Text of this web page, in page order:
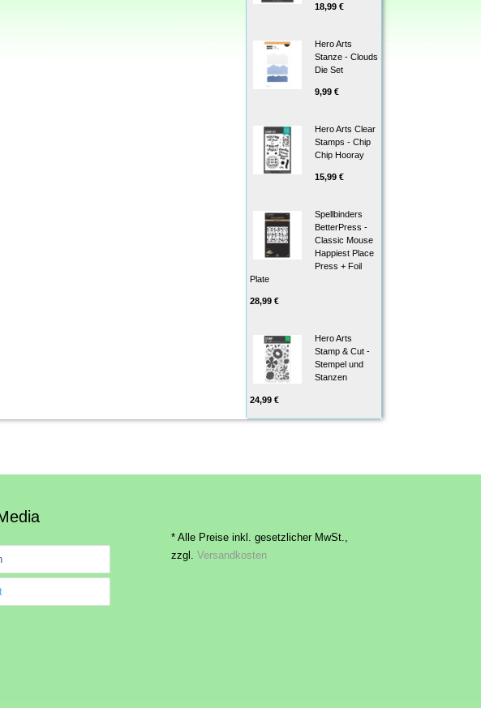
18,99 €
Hero Arts
Stanze - Clouds
Die Set
9,99 €
Hero Arts Clear
Stamps - Chip
Chip Hooray
15,99 €
Spellbinders
BetterPress -
Classic Mouse
Happiest Place
Press + Foil
Plate
28,99 €
Hero Arts
Stamp & Cut -
Stempel und
Stanzen
24,99 €
* Alle Preise inkl. gesetzlicher MwSt.,
zzgl.
Versandkosten